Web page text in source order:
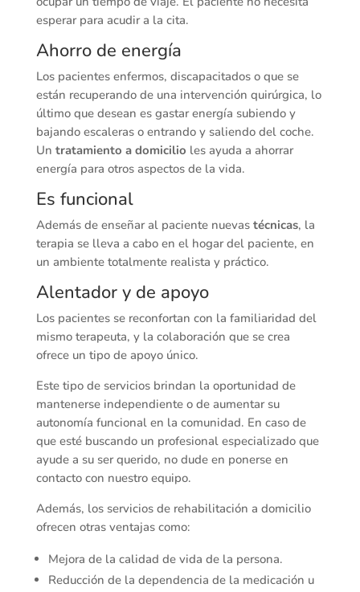
esperar para acudir a la cita.
Ahorro de energía
Los pacientes enfermos, discapacitados o que se
están recuperando de una intervención quirúrgica, lo
último que desean es gastar energía subiendo y
bajando escaleras o entrando y saliendo del coche.
Un tratamiento a domicilio les ayuda a ahorrar
energía para otros aspectos de la vida.
Es funcional
Además de enseñar al paciente nuevas técnicas, la
terapia se lleva a cabo en el hogar del paciente, en
un ambiente totalmente realista y práctico.
Alentador y de apoyo
Los pacientes se reconfortan con la familiaridad del
mismo terapeuta, y la colaboración que se crea
ofrece un tipo de apoyo único.
Este tipo de servicios brindan la oportunidad de
mantenerse independiente o de aumentar su
autonomía funcional en la comunidad. En caso de
que esté buscando un profesional especializado que
ayude a su ser querido, no dude en ponerse en
contacto con nuestro equipo.
Además, los servicios de rehabilitación a domicilio
ofrecen otras ventajas como:
Mejora de la calidad de vida de la persona.
Reducción de la dependencia de la medicación u